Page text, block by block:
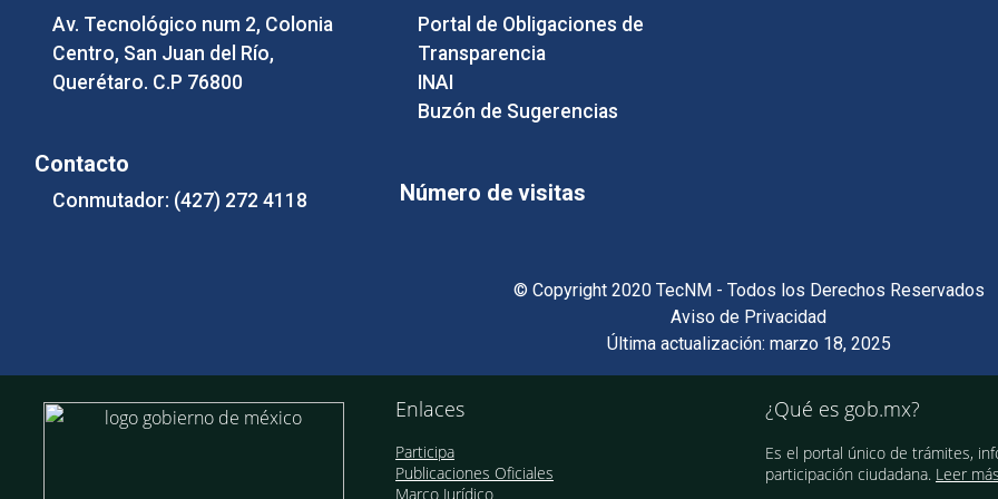
Av. Tecnológico num 2, Colonia
Centro, San Juan del Río,
Querétaro. C.P 76800
Contacto
Conmutador: (427) 272 4118
Portal de Obligaciones de
Transparencia
INAI
Buzón de Sugerencias
Número de visitas
© Copyright 2020 TecNM - Todos los Derechos Reservados
Aviso de Privacidad
Última actualización: marzo 18, 2025
Enlaces
Participa
Publicaciones Oficiales
Marco Jurídico
¿Qué es gob.mx?
Es el portal único de trámites,
participación ciudadana. Leer más